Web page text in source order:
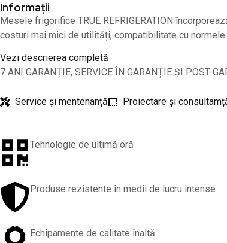
Informații
Mesele frigorifice TRUE REFRIGERATION
costuri mai mici de utilități, compatibilitate cu
Vezi descrierea completă
7 ANI GARANȚIE, SERVICE ÎN GARANȚIE ȘI POST-
Service și mentenanță Proiectare și
Tehnologie de ultimă oră
Produse rezistente în medii de lucru intense
Echipamente de calitate înaltă